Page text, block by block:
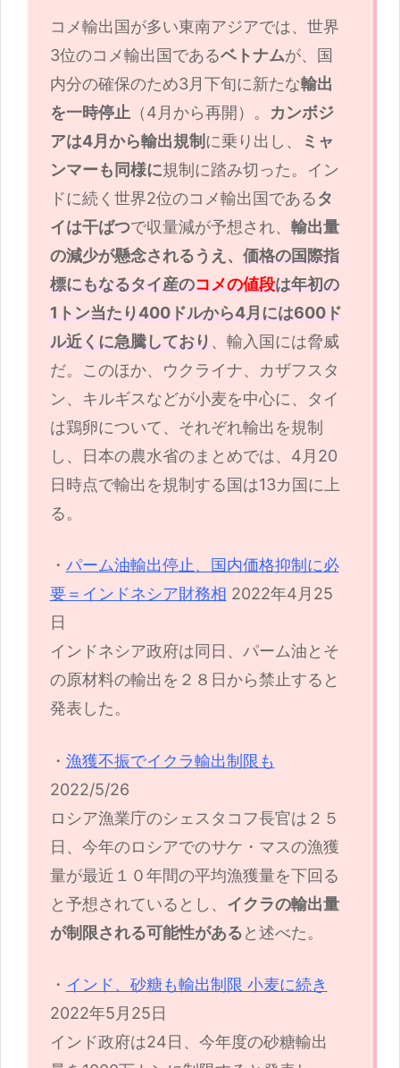
コメ輸出国が多い東南アジアでは、世界
3位のコメ輸出国であるベトナムが、国
内分の確保のため3月下旬に新たな輸出
を一時停止 （4月から再開）。
カンボジ
アは4月から輸出規制 に乗り出し、
ミャ
ンマーも同様に規制に踏み切った。イン
ドに続く世界2位のコメ輸出国であるタ
イは干ばつで収量減が予想され、 輸出量
の減少が懸念されるうえ、 価格の国際指
標にもなるタイ産のコメの値段は年初の
1トン当たり400ドルから4月には600ド
ル近くに急騰しており 、輸入国には脅威
だ。このほか、ウクライナ、カザフスタ
ン、キルギスなどが小麦を中心に、タイ
は鶏卵について、それぞれ輸出を規制
し、日本の農水省のまとめでは、4月20
日時点で輸出を規制する国は13カ国に上
る。
・ パーム油輸出停止、国内価格抑制に必
要＝インドネシア財務相 2022年4月25
日
インドネシア政府は同日、パーム油とそ
の原材料の輸出を２８日から禁止すると
発表した。
・ 漁獲不振でイクラ輸出制限も
2022/5/26
ロシア漁業庁のシェスタコフ長官は２５
日、今年のロシアでのサケ・マスの漁獲
量が最近１０年間の平均漁獲量を下回る
と予想されているとし、 イクラの輸出量
が制限される可能性があると述べた。
・ インド、砂糖も輸出制限 小麦に続き
2022年5月25日
インド政府は24日、今年度の砂糖輸出